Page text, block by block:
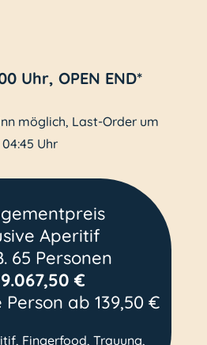
Uhr, OPEN END*
möglich, Last-Order um
04:45 Uhr
Aperitif
65 Personen
9.067,50 €
ab 139,50 €
Fingerfood, Trauung,